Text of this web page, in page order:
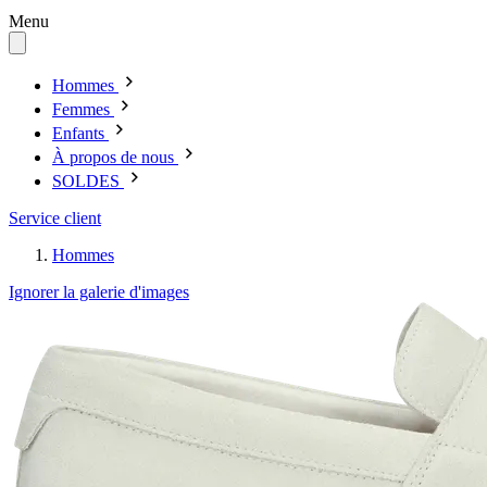
Menu
Hommes
Femmes
Enfants
À propos de nous
SOLDES
Service client
Hommes
Ignorer la galerie d'images